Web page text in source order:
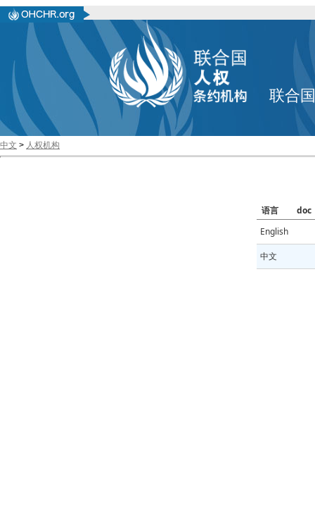
联合
中文 > 人权机构
语言
doc
English
中文